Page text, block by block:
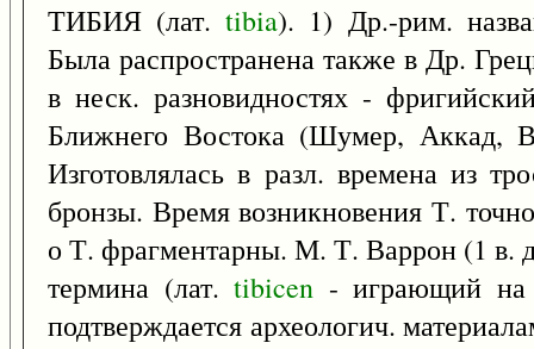
ТИБИЯ (лат.tibia). 1) Др.-рим.
Была распространена также в Др.
в неск. разновидностях -
Ближнего Востока (Шумер, Аккад,
Изготовлялась в разл. времена из
бронзы. Время возникновения Т.
о Т. фрагментарны. М. Т. Варрон (1 в.
термина (лат.tibicen - играющий на
подтверждается археологич.